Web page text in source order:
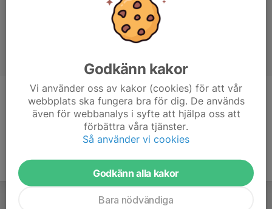
Ålder 12 år
Godkänn kakor
Vi använder oss av kakor (cookies) för att vår
webbplats ska fungera bra för dig. De används
även för webbanalys i syfte att hjälpa oss att
förbättra våra tjänster.
Så använder vi cookies
Godkänn alla kakor
Bara nödvändiga